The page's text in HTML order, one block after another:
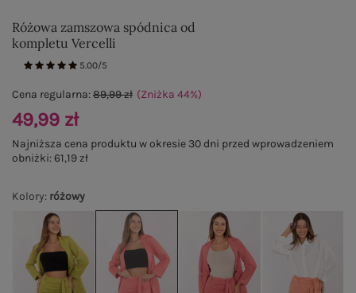
Różowa zamszowa spódnica od
kompletu Vercelli
5.00/5
Kolory: różowy
Cena regularna:89,99 zł (Zniżka 44%)
49,99 zł
Najniższa cena produktu w okresie 30 dni przed wprowadzeniem
obniżki:61,19 zł